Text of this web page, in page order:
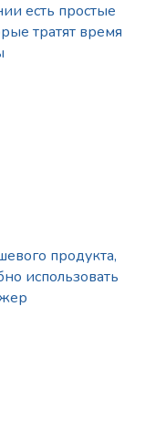
есть простые
тратят время
продукта,
использовать